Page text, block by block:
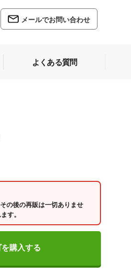
メールでお問い合わせ
よくある質問
の後の再販は一切ありませ
す。
購入する